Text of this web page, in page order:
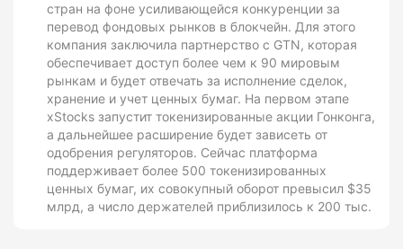
стран на фоне усиливающейся конкуренции за
перевод фондовых рынков в блокчейн. Для этого
компания заключила партнерство с GTN, которая
обеспечивает доступ более чем к 90 мировым
рынкам и будет отвечать за исполнение сделок,
хранение и учет ценных бумаг. На первом этапе
xStocks запустит токенизированные акции Гонконга,
а дальнейшее расширение будет зависеть от
одобрения регуляторов. Сейчас платформа
поддерживает более 500 токенизированных
ценных бумаг, их совокупный оборот превысил $35
млрд, а число держателей приблизилось к 200 тыс.